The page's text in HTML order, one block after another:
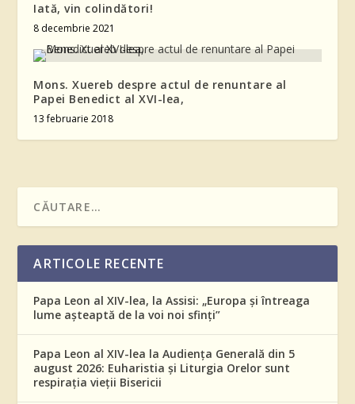
Iată, vin colindători!
8 decembrie 2021
Mons. Xuereb despre actul de renuntare al
Papei Benedict al XVI-lea,
13 februarie 2018
ARTICOLE RECENTE
Papa Leon al XIV-lea, la Assisi: „Europa și întreaga
lume așteaptă de la voi noi sfinți”
Papa Leon al XIV-lea la Audiența Generală din 5
august 2026: Euharistia și Liturgia Orelor sunt
respirația vieții Bisericii